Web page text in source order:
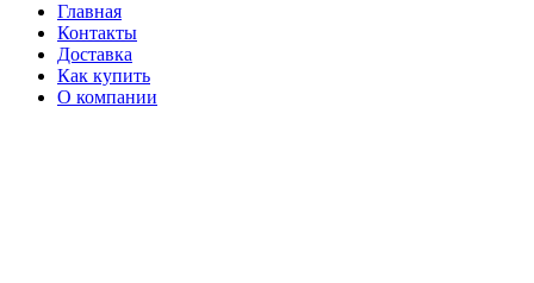
Главная
Контакты
Доставка
Как купить
О компании